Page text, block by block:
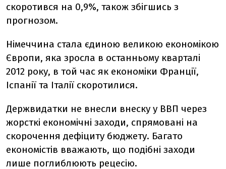
скоротився на 0,9%, також збігшись з
прогнозом.
Німеччина стала єдиною великою економікою
Європи, яка зросла в останньому кварталі
2012 року, в той час як економіки Франції,
Іспанії та Італії скоротилися.
Держвидатки не внесли внеску у ВВП через
жорсткі економічні заходи, спрямовані на
скорочення дефіциту бюджету. Багато
економістів вважають, що подібні заходи
лише поглиблюють рецесію.